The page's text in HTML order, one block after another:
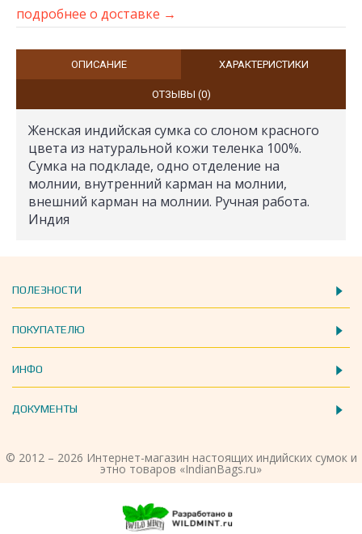
подробнее о доставке →
ОПИСАНИЕ ХАРАКТЕРИСТИКИ
ОТЗЫВЫ (0)
Женская индийская сумка со слоном красного
цвета из натуральной кожи теленка 100%.
Сумка на подкладе, одно отделение на
молнии, внутренний карман на молнии,
внешний карман на молнии. Ручная работа.
Индия
ПОЛЕЗНОСТИ
ПОКУПАТЕЛЮ
ИНФО
ДОКУМЕНТЫ
© 2012 – 2026 Интернет-магазин настоящих индийских сумок и
этно товаров «IndianBags.ru»